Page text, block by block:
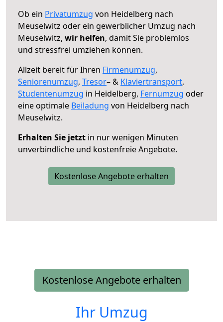
Ob ein Privatumzug von Heidelberg nach
Meuselwitz oder ein gewerblicher Umzug nach
Meuselwitz, wir helfen, damit Sie problemlos
und stressfrei umziehen können.
Allzeit bereit für Ihren Firmenumzug,
Seniorenumzug, Tresor– & Klaviertransport,
Studentenumzug in Heidelberg, Fernumzug oder
eine optimale Beiladung von Heidelberg nach
Meuselwitz.
Erhalten Sie jetzt in nur wenigen Minuten
unverbindliche und kostenfreie Angebote.
Kostenlose Angebote erhalten
Kostenlose Angebote erhalten
Ihr Umzug